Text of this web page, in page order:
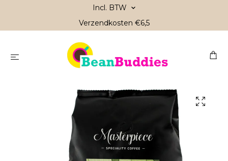
Incl. BTW
Verzendkosten €6,5